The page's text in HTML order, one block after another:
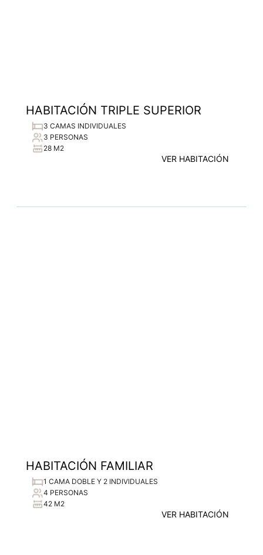
HABITACIÓN TRIPLE SUPERIOR
3 CAMAS INDIVIDUALES
3 PERSONAS
28 M2
VER HABITACIÓN
HABITACIÓN FAMILIAR
1 CAMA DOBLE Y 2 INDIVIDUALES
4 PERSONAS
42 M2
VER HABITACIÓN